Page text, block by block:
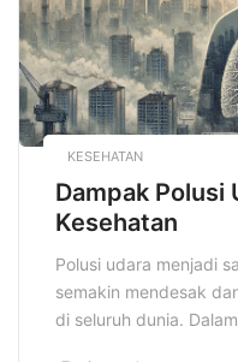
KESEHATAN
Dampak Polusi
Kesehatan
Polusi udara menjadi
semakin mendesak
di seluruh dunia.